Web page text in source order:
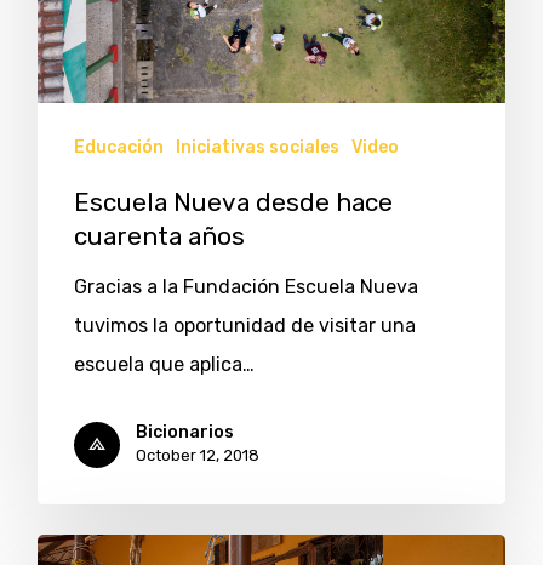
Educación Iniciativas sociales Video
Escuela Nueva desde hace
cuarenta años
Gracias a la Fundación Escuela Nueva
tuvimos la oportunidad de visitar una
escuela que aplica…
Bicionarios
October 12, 2018